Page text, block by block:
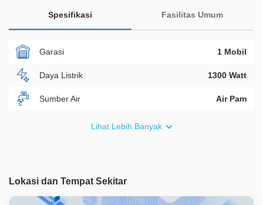
Spesifikasi Fasilitas Umum
Garasi 1 Mobil
Daya Listrik 1300 Watt
Sumber Air Air Pam
Lihat Lebih Banyak
Lokasi dan Tempat Sekitar